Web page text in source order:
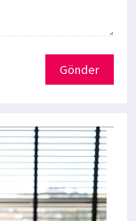
Gönder